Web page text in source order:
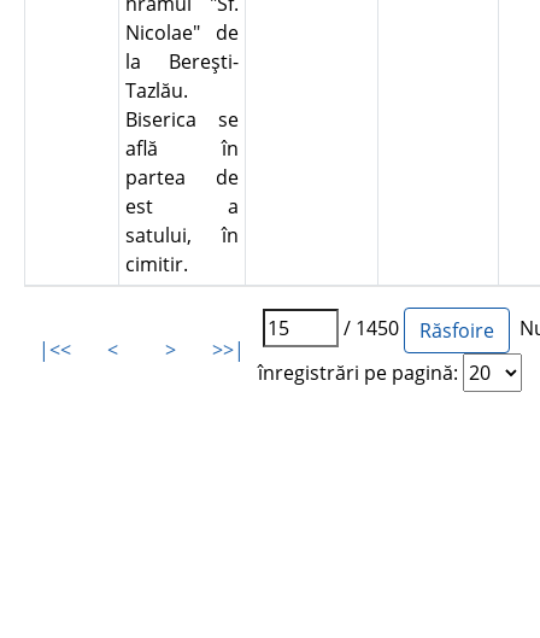
Nicolae" de
la Bereşti-
Tazlău.
Biserica se
află în
partea de
est a
satului, în
cimitir.
|<< < > >>|
/ 1450
înregistrări pe pagină: